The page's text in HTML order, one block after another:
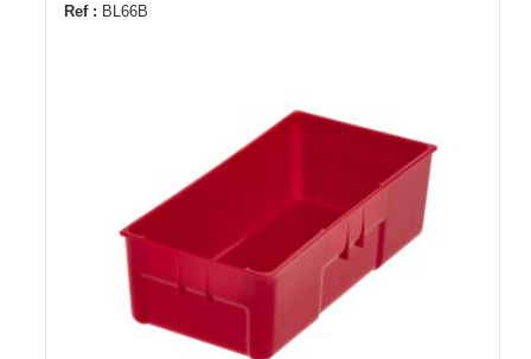
Ref : BL66B